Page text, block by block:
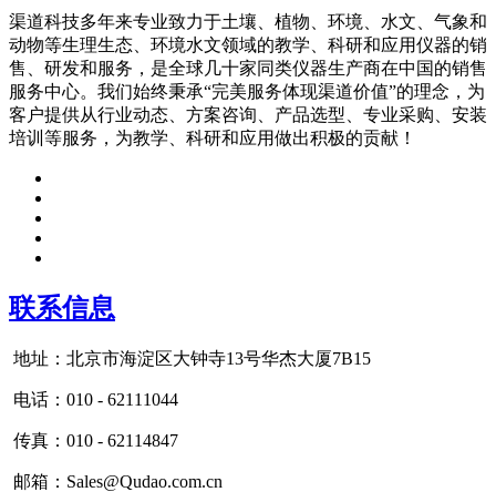
渠道科技多年来专业致力于土壤、植物、环境、水文、气象和
动物等生理生态、环境水文领域的教学、科研和应用仪器的销
售、研发和服务，是全球几十家同类仪器生产商在中国的销售
服务中心。我们始终秉承“完美服务体现渠道价值”的理念，为
客户提供从行业动态、方案咨询、产品选型、专业采购、安装
培训等服务，为教学、科研和应用做出积极的贡献！
联系信息
地址：北京市海淀区大钟寺13号华杰大厦7B15
电话：010 - 62111044
传真：010 - 62114847
邮箱：Sales@Qudao.com.cn